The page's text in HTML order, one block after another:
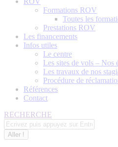
Formations ROV
Toutes les
Prestations ROV
Les financements
Infos utiles
Le centre
Les sites de vols – Nos
Les travaux de nos
Procédure de
Références
Contact
Recherche
RECHERCHE